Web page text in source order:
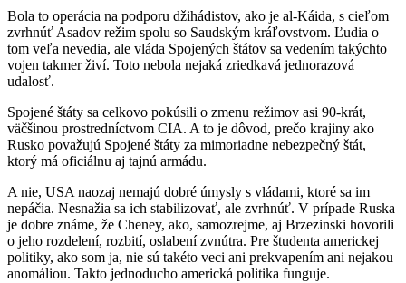
Bola to operácia na podporu džihádistov, ako je al-Káida, s cieľom
zvrhnúť Asadov režim spolu so Saudským kráľovstvom. Ľudia o
tom veľa nevedia, ale vláda Spojených štátov sa vedením takýchto
vojen takmer živí. Toto nebola nejaká zriedkavá jednorazová
udalosť.
Spojené štáty sa celkovo pokúsili o zmenu režimov asi 90-krát,
väčšinou prostredníctvom CIA. A to je dôvod, prečo krajiny ako
Rusko považujú Spojené štáty za mimoriadne nebezpečný štát,
ktorý má oficiálnu aj tajnú armádu.
A nie, USA naozaj nemajú dobré úmysly s vládami, ktoré sa im
nepáčia. Nesnažia sa ich stabilizovať, ale zvrhnúť. V prípade Ruska
je dobre známe, že Cheney, ako, samozrejme, aj Brzezinski hovorili
o jeho rozdelení, rozbití, oslabení zvnútra. Pre študenta americkej
politiky, ako som ja, nie sú takéto veci ani prekvapením ani nejakou
anomáliou. Takto jednoducho americká politika funguje.